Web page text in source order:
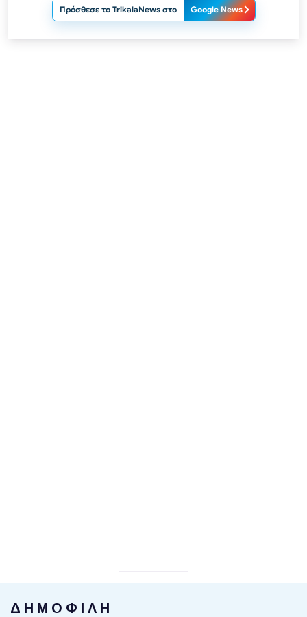
Πρόσθεσε το TrikalaNews στο Google News
ΔΗΜΟΦΙΛΗ